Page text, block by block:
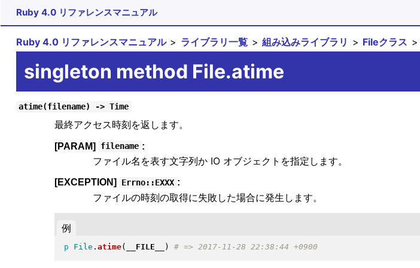
Ruby 4.0 リファレンスマニュアル
Ruby 4.0 リファレンスマニュアル ライブラリ一覧 組み込みライブラリ Fileクラス
singleton method File.atime
atime(filename) -> Time
最終アクセス時刻を返します。
[PARAM] filename :
ファイル名を表す文字列か IO オブジェクトを指定します。
[EXCEPTION] Errno::EXXX :
ファイルの時刻の取得に失敗した場合に発生します。
例
p File . atime( __FILE__ )